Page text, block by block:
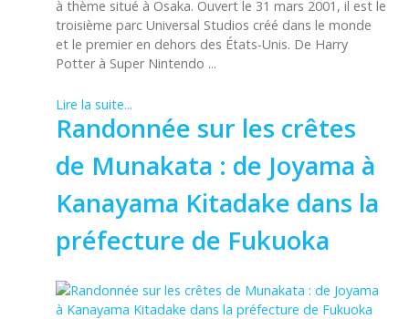
à thème situé à Osaka. Ouvert le 31 mars 2001, il est le
troisième parc Universal Studios créé dans le monde
et le premier en dehors des États-Unis. De Harry
Potter à Super Nintendo ...
Lire la suite...
Randonnée sur les crêtes
de Munakata : de Joyama à
Kanayama Kitadake dans la
préfecture de Fukuoka